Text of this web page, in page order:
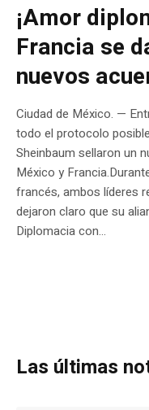
¡Amor
Francia se
nuevos
Ciudad de México. —
todo el protocolo
Sheinbaum sellaron un
México y
francés, ambos líderes
dejaron claro que su
Diplomacia con...
Las últimas